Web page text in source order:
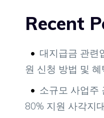
Recent
대지급금 관련
원 신청 방법 및
소규모 사업주
80% 지원 사각지